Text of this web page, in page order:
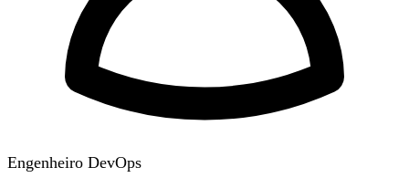
Engenheiro DevOps